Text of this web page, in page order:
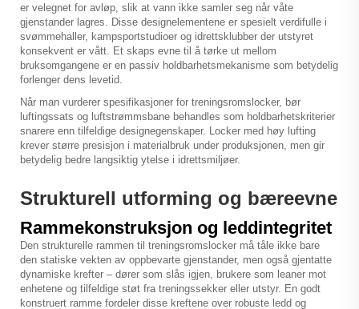
er velegnet for avløp, slik at vann ikke samler seg når våte
gjenstander lagres. Disse designelementene er spesielt verdifulle i
svømmehaller, kampsportstudioer og idrettsklubber der utstyret
konsekvent er vått. Et skaps evne til å tørke ut mellom
bruksomgangene er en passiv holdbarhetsmekanisme som betydelig
forlenger dens levetid.
Når man vurderer spesifikasjoner for treningsromslocker, bør
luftingssats og luftstrømmsbane behandles som holdbarhetskriterier
snarere enn tilfeldige designegenskaper. Locker med høy lufting
krever større presisjon i materialbruk under produksjonen, men gir
betydelig bedre langsiktig ytelse i idrettsmiljøer.
Strukturell utforming og bæreevne
Rammekonstruksjon og leddintegritet
Den strukturelle rammen til treningsromslocker må tåle ikke bare
den statiske vekten av oppbevarte gjenstander, men også gjentatte
dynamiske krefter – dører som slås igjen, brukere som leaner mot
enhetene og tilfeldige støt fra treningssekker eller utstyr. En godt
konstruert ramme fordeler disse kreftene over robuste ledd og